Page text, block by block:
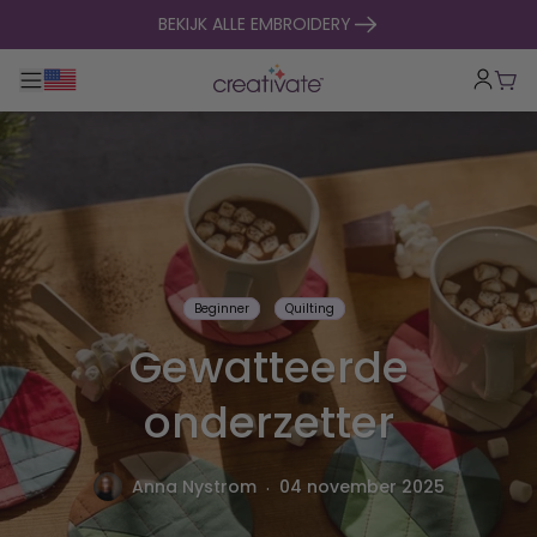
naar inhoud gaanBEKIJK ALLE EMBROIDERY
Toggle hoofdnavigatie
Beginner Quilting
Gewatteerde
onderzetter
Anna Nystrom . 04 november 2025